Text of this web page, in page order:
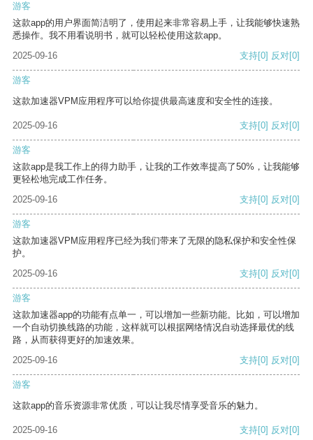
游客
这款app的用户界面简洁明了，使用起来非常容易上手，让我能够快速熟
悉操作。我不用看说明书，就可以轻松使用这款app。
2025-09-16
支持[0] 反对[0]
游客
这款加速器VPM应用程序可以给你提供最高速度和安全性的连接。
2025-09-16 支持[0] 反对[0]
游客
这款app是我工作上的得力助手，让我的工作效率提高了50%，让我能够
更轻松地完成工作任务。
2025-09-16
支持[0] 反对[0]
游客
这款加速器VPM应用程序已经为我们带来了无限的隐私保护和安全性保
护。
2025-09-16
支持[0] 反对[0]
游客
这款加速器app的功能有点单一，可以增加一些新功能。比如，可以增加
一个自动切换线路的功能，这样就可以根据网络情况自动选择最优的线
路，从而获得更好的加速效果。
2025-09-16
支持[0] 反对[0]
游客
这款app的音乐资源非常优质，可以让我尽情享受音乐的魅力。
2025-09-16 支持[0] 反对[0]